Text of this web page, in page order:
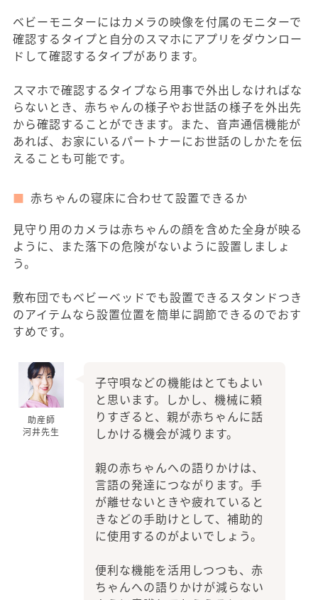
ベビーモニターにはカメラの映像を付属のモニターで
確認するタイプと自分のスマホにアプリをダウンロー
ドして確認するタイプがあります。
スマホで確認するタイプなら用事で外出しなければな
らないとき、赤ちゃんの様子やお世話の様子を外出先
から確認することができます。また、音声通信機能が
あれば、お家にいるパートナーにお世話のしかたを伝
えることも可能です。
赤ちゃんの寝床に合わせて設置できるか
見守り用のカメラは赤ちゃんの顔を含めた全身が映る
ように、また落下の危険がないように設置しましょ
う。
敷布団でもベビーベッドでも設置できるスタンドつき
のアイテムなら設置位置を簡単に調節できるのでおす
すめです。
助産師
河井先生
子守唄などの機能はとてもよい
と思います。しかし、機械に頼
りすぎると、親が赤ちゃんに話
しかける機会が減ります。
親の赤ちゃんへの語りかけは、
言語の発達につながります。手
が離せないときや疲れていると
きなどの手助けとして、補助的
に使用するのがよいでしょう。
便利な機能を活用しつつも、赤
ちゃんへの語りかけが減らない